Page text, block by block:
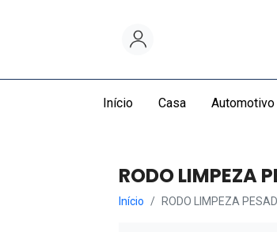
Início Casa Automotivo
RODO LIMPEZA
Início RODO LIMPEZA